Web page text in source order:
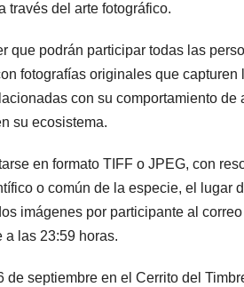
través del arte fotográfico.
que podrán participar todas las
fotografías originales que
con su comportamiento
su ecosistema.
en formato TIFF o JPEG, con
o común de la especie, el lugar
imágenes por participante al
a las 23:59 horas.
de septiembre en el Cerrito del